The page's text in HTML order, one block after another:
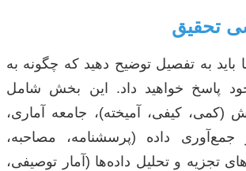
به تفصیل توضیح دهید که چگونه به
پاسخ خواهید داد. این بخش شامل
(کمی، کیفی، آمیخته)، جامعه آماری،
جمع‌آوری داده (پرسشنامه، مصاحبه،
تجزیه و تحلیل داده‌ها (آمار توصیفی،